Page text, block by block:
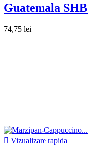
Guatemala
74,75 lei
 Vizualizare rapida